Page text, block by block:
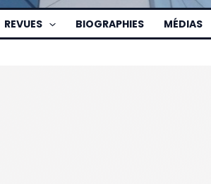
REVUES BIOGRAPHIES MÉDIAS